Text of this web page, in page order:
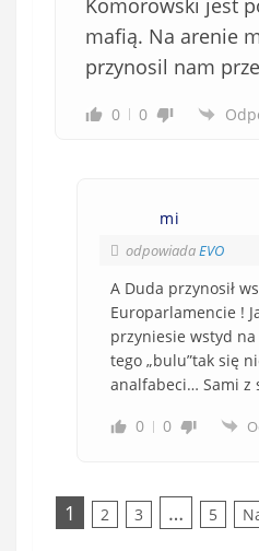
Komorowski jest
mafią. Na arenie
przynosil nam
0 0
mi
odpowiadaEVO
A Duda przynosił
Europarlamencie !
przyniesie wstyd na
tego „bulu”tak się
analfabeci… Sami z
0
0
1 2 3 … 5